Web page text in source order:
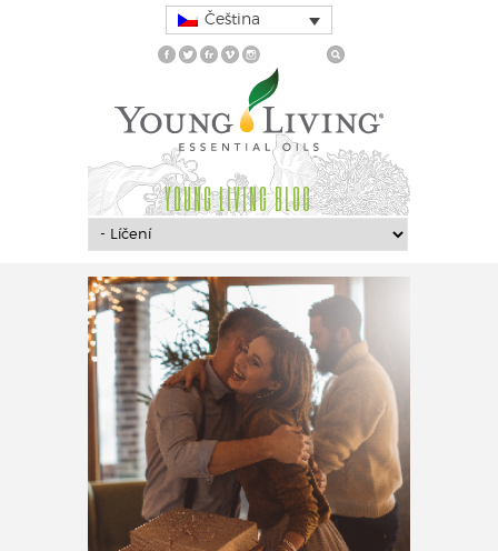
Čeština
YOUNG LIVING BLOG